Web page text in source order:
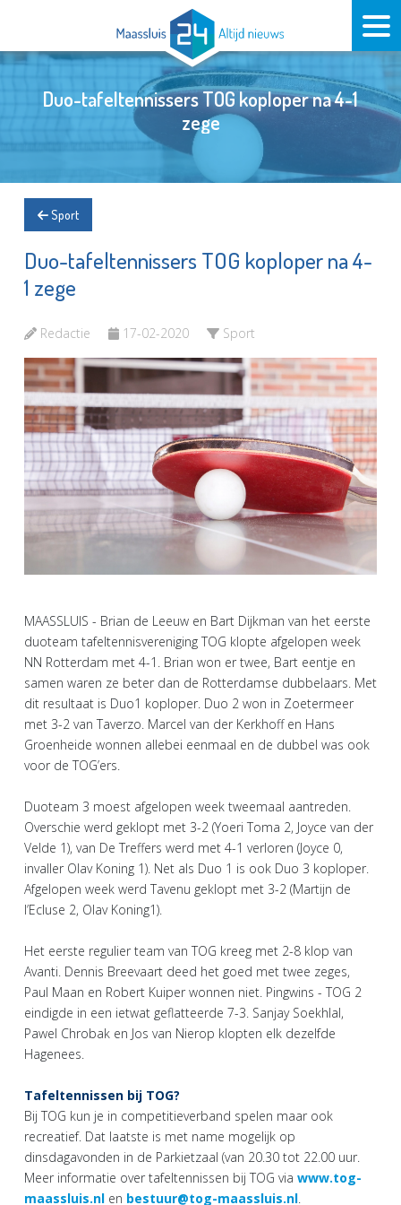
Duo-tafeltennissers TOG koploper na 4-1
zege
Sport
Duo-tafeltennissers TOG koploper na 4-
1 zege
Redactie 17-02-2020 Sport
MAASSLUIS - Brian de Leeuw en Bart Dijkman van het eerste
duoteam tafeltennisvereniging TOG klopte afgelopen week
NN Rotterdam met 4-1. Brian won er twee, Bart eentje en
samen waren ze beter dan de Rotterdamse dubbelaars. Met
dit resultaat is Duo1 koploper. Duo 2 won in Zoetermeer
met 3-2 van Taverzo. Marcel van der Kerkhoff en Hans
Groenheide wonnen allebei eenmaal en de dubbel was ook
voor de TOG’ers.
Duoteam 3 moest afgelopen week tweemaal aantreden.
Overschie werd geklopt met 3-2 (Yoeri Toma 2, Joyce van der
Velde 1), van De Treffers werd met 4-1 verloren (Joyce 0,
invaller Olav Koning 1). Net als Duo 1 is ook Duo 3 koploper.
Afgelopen week werd Tavenu geklopt met 3-2 (Martijn de
l’Ecluse 2, Olav Koning1).
Het eerste regulier team van TOG kreeg met 2-8 klop van
Avanti. Dennis Breevaart deed het goed met twee zeges,
Paul Maan en Robert Kuiper wonnen niet. Pingwins - TOG 2
eindigde in een ietwat geflatteerde 7-3. Sanjay Soekhlal,
Pawel Chrobak en Jos van Nierop klopten elk dezelfde
Hagenees.
Tafeltennissen bij TOG?
Bij TOG kun je in competitieverband spelen maar ook
recreatief. Dat laatste is met name mogelijk op
dinsdagavonden in de Parkietzaal (van 20.30 tot 22.00 uur.
Meer informatie over tafeltennissen bij TOG via www.tog-
maassluis.nl en bestuur@tog-maassluis.nl.